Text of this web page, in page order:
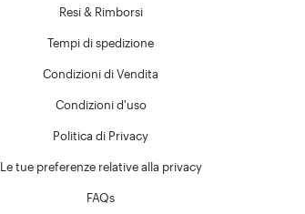
Resi & Rimborsi
Tempi di spedizione
Condizioni di Vendita
Condizioni d'uso
Politica di Privacy
Le tue preferenze relative alla privacy
FAQs